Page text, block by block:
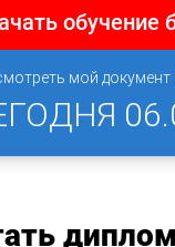
обучение
мой